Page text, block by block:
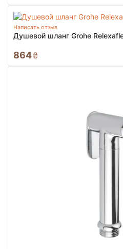
Написать отзыв
Душевой шланг Grohe
864₴